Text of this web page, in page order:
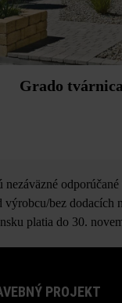
Grado tvárnica
nezáväzné
výrobcu/bez dodacích
platia do 30.
PROJEKT